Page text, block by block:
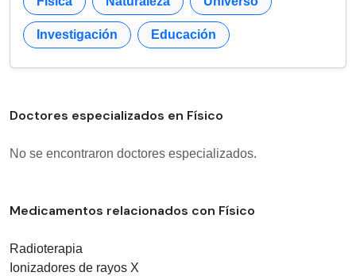
Investigación Educación
Doctores especializados en Físico
No se encontraron doctores especializados.
Medicamentos relacionados con Físico
Radioterapia
Ionizadores de rayos X